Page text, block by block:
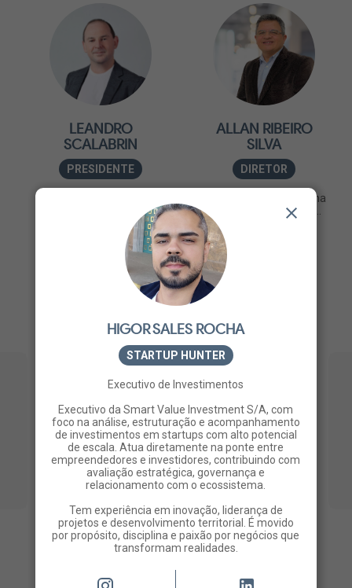
LEANDRO
SCALABRIN
PRESIDENTE
Apaixonado por inovações
e negócios, é sócio e...
ALLAN RIBEIRO
SILVA
DIRETOR
Sócio fundador e CEO na
e.Mix, tem mais de 30...
PARCEIROS
HIGOR SALES ROCHA
STARTUP HUNTER
Executivo de Investimentos
Executivo da Smart Value Investment S/A, com
foco na análise, estruturação e acompanhamento
de investimentos em startups com alto potencial
de escala. Atua diretamente na ponte entre
empreendedores e investidores, contribuindo com
avaliação estratégica, governança e
relacionamento com o ecossistema.
Tem experiência em inovação, liderança de
projetos e desenvolvimento territorial. É movido
por propósito, disciplina e paixão por negócios que
transformam realidades.